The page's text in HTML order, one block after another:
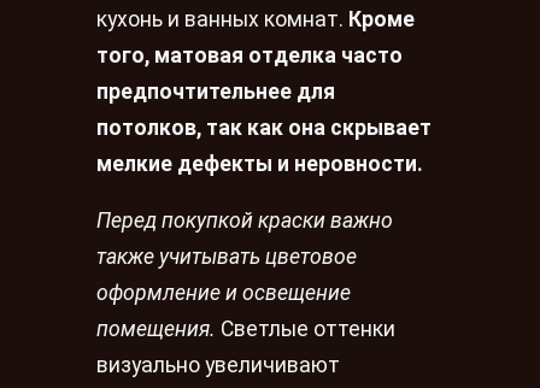
кухонь и ванных комнат. Кроме
того, матовая отделка часто
предпочтительнее для
потолков, так как она скрывает
мелкие дефекты и неровности.
Перед покупкой краски важно
также учитывать цветовое
оформление и освещение
помещения. Светлые оттенки
визуально увеличивают